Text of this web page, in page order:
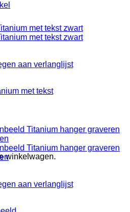
winkelwagen.
aan verlanglijst
met tekst
aan verlanglijst